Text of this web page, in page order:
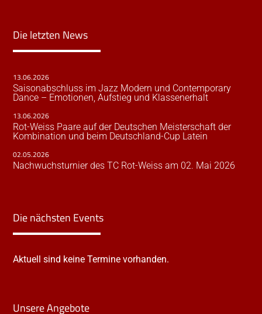
Die letzten News
13.06.2026
Saisonabschluss im Jazz Modern und Contemporary
Dance – Emotionen, Aufstieg und Klassenerhalt
13.06.2026
Rot-Weiss Paare auf der Deutschen Meisterschaft der
Kombination und beim Deutschland-Cup Latein
02.05.2026
Nachwuchsturnier des TC Rot-Weiss am 02. Mai 2026
Die nächsten Events
Aktuell sind keine Termine vorhanden.
Unsere Angebote